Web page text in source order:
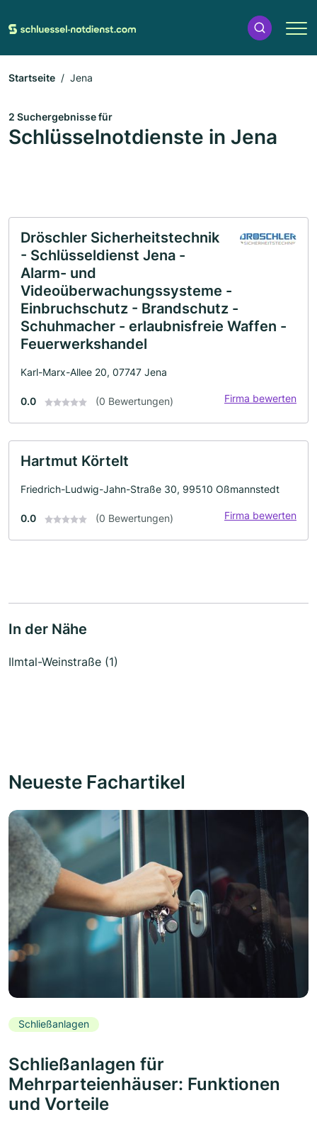
Startseite Jena
2 Suchergebnisse für
Schlüsselnotdienste in Jena
Dröschler Sicherheitstechnik
- Schlüsseldienst Jena -
Alarm- und
Videoüberwachungssysteme -
Einbruchschutz - Brandschutz -
Schuhmacher - erlaubnisfreie Waffen -
Feuerwerkshandel
Karl-Marx-Allee 20, 07747 Jena
0.0 (0 Bewertungen) Firma bewerten
Hartmut Körtelt
Friedrich-Ludwig-Jahn-Straße 30, 99510 Oßmannstedt
0.0 (0 Bewertungen) Firma bewerten
In der Nähe
Ilmtal-Weinstraße (1)
Neueste Fachartikel
Schließanlagen
Schließanlagen für
Mehrparteienhäuser: Funktionen
und Vorteile